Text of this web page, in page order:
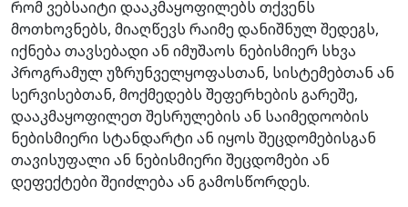
რომ ვებსაიტი დააკმაყოფილებს თქვენს
მოთხოვნებს, მიაღწევს რაიმე დანიშნულ შედეგს,
იქნება თავსებადი ან იმუშაოს ნებისმიერ სხვა
პროგრამულ უზრუნველყოფასთან, სისტემებთან ან
სერვისებთან, მოქმედებს შეფერხების გარეშე,
დააკმაყოფილეთ შესრულების ან საიმედოობის
ნებისმიერი სტანდარტი ან იყოს შეცდომებისგან
თავისუფალი ან ნებისმიერი შეცდომები ან
დეფექტები შეიძლება ან გამოსწორდეს.